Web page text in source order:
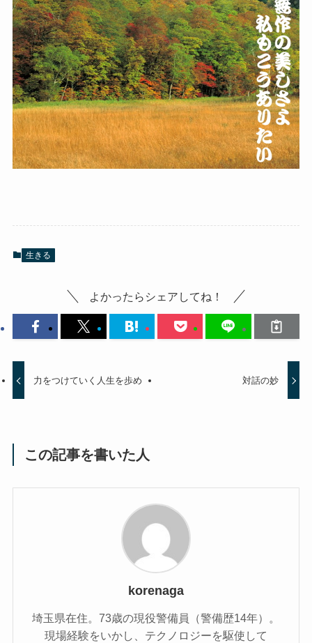
生きる
よかったらシェアしてね！
力をつけていく人生を歩め 対話の妙
この記事を書いた人
korenaga
埼玉県在住。73歳の現役警備員（警備歴14年）。
現場経験をいかし、テクノロジーを駆使して